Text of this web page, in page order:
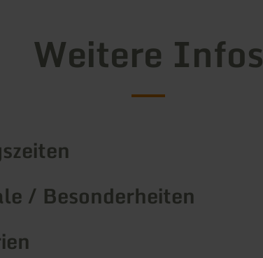
Weitere Infos
/ Besonderheiten